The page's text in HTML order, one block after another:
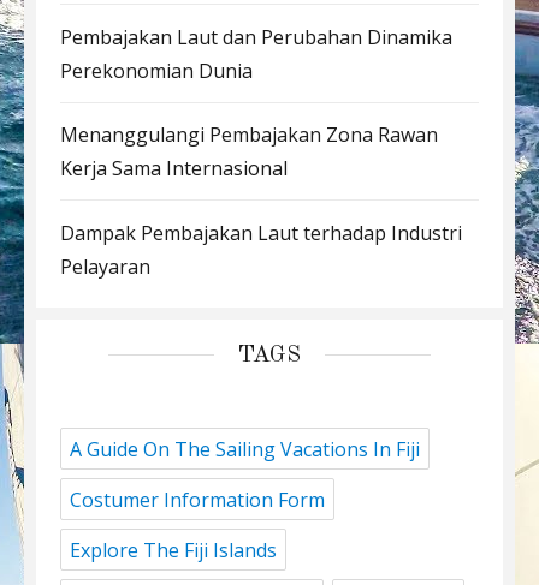
Pembajakan Laut dan Perubahan Dinamika
Perekonomian Dunia
Menanggulangi Pembajakan Zona Rawan
Kerja Sama Internasional
Dampak Pembajakan Laut terhadap Industri
Pelayaran
TAGS
A Guide On The Sailing Vacations In Fiji
Costumer Information Form
Explore The Fiji Islands